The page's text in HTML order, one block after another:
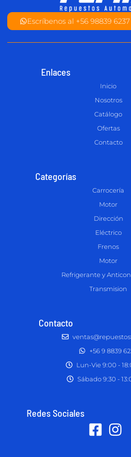
Escríbenos al +56 98839 6237
Enlaces
Inicio
Nosotros
Catálogo
Ofertas
Contacto
Categorías
Carrocería
Motor
Dirección
Eléctrico
Frenos
Motor
Refrigerante y
Transmision
Contacto
+56 9 8839
Lun-Vie 9:00 -
Sábado 9:30 -
Redes Sociales